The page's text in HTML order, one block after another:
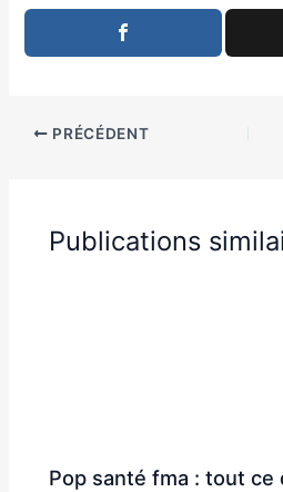
PRÉCÉDENT
Publications
Pop santé fma : tout ce